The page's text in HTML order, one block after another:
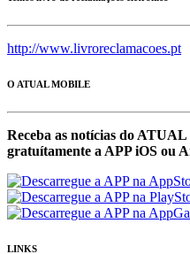
http://www.livroreclamacoes.pt
O ATUAL MOBILE
Receba as notícias do
gratuítamente a APP iOS ou
LINKS